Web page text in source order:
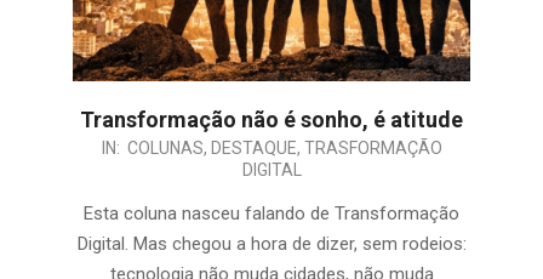
Transformação não é sonho, é atitude
IN: COLUNAS, DESTAQUE, TRASFORMAÇÃO
DIGITAL
Esta coluna nasceu falando de Transformação
Digital. Mas chegou a hora de dizer, sem rodeios:
tecnologia não muda cidades, não muda